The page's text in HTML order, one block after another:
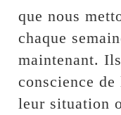
que nous
chaque
maintenant.
conscience
leur situation